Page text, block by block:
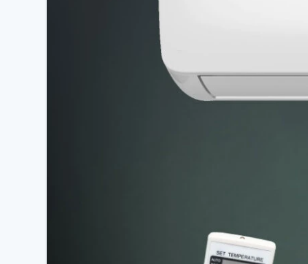
Smart Mode (забезпечує автоматичне увімкнення
4D автоматичний повітряний потік (технологія
Легкий монтаж та простота в обслуговуванні.
2 направлення підключення дренажного трубопроводу